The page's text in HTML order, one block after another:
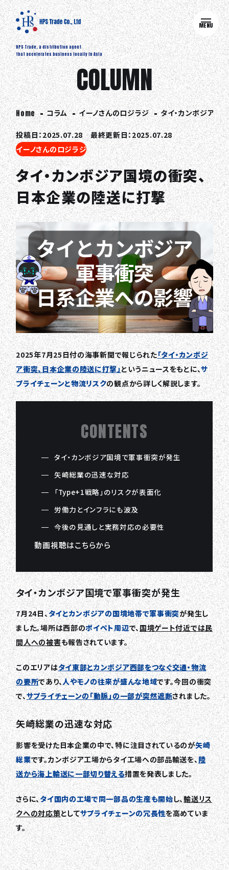
HPS Trade, a distribution agent
that accelerates business locally in Asia
MENU
COLUMN
Home コラム イーノさんのロジラジ タイ・カンボジア国
投稿日：2025.07.28 最終更新日：2025.07.28
イーノさんのロジラジ
タイ・カンボジア国境の衝突、
日本企業の陸送に打撃
2025年7月25日付の海事新聞で報じられた「タイ・カンボジ
ア衝突、日本企業の陸送に打撃」というニュースをもとに、サ
プライチェーンと物流リスクの観点から詳しく解説します。
CONTENTS
タイ・カンボジア国境で軍事衝突が発生
矢崎総業の迅速な対応
「Type+1戦略」のリスクが表面化
労働力とインフラにも波及
今後の見通しと実務対応の必要性
動画視聴はこちらから
タイ・カンボジア国境で軍事衝突が発生
7月24日、タイとカンボジアの国境地帯で軍事衝突が発生し
ました。場所は西部のポイペト周辺で、国境ゲート付近では民
間人への被害も報告されています。
このエリアはタイ東部とカンボジア西部をつなぐ交通・物流
の要所であり、人やモノの往来が盛んな地域です。今回の衝突
で、サプライチェーンの「動脈」の一部が突然遮断されました。
矢崎総業の迅速な対応
影響を受けた日本企業の中で、特に注目されているのが矢崎
総業です。カンボジア工場からタイ工場への部品輸送を、陸
送から海上輸送に一部切り替える措置を発表しました。
さらに、タイ国内の工場で同一部品の生産も開始し、輸送リス
クへの対応策としてサプライチェーンの冗長性を高めていま
す。